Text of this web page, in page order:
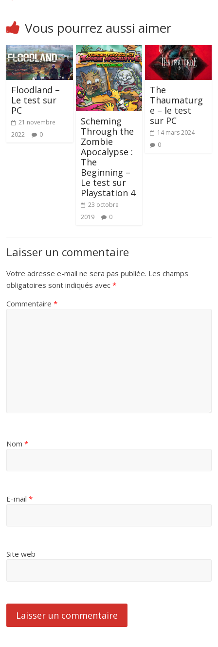
Vous pourrez aussi aimer
Floodland –
Le test sur
PC
21 novembre
2022
0
Scheming
Through the
Zombie
Apocalypse :
The
Beginning –
Le test sur
Playstation 4
23 octobre
2019
0
The
Thaumaturg
e – le test
sur PC
14 mars 2024
0
Laisser un commentaire
Votre adresse e-mail ne sera pas publiée. Les champs
obligatoires sont indiqués avec*
Commentaire*
Nom*
E-mail*
Site web